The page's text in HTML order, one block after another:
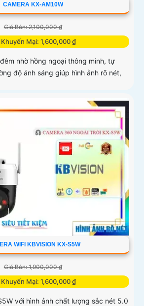
CAMERA KX-AM10W
Giá Bán: 2,100,000 ₫
Khuyến Mại: 1,600,000 ₫
nhờ hồng ngoại thông minh, tự
độ ánh sáng giúp hình ảnh rõ nét,
WIFI KBVISION KX-S5W
Giá Bán: 1,900,000 ₫
Khuyến Mại: 1,600,000 ₫
với hình ảnh chất lượng sắc nét 5.0